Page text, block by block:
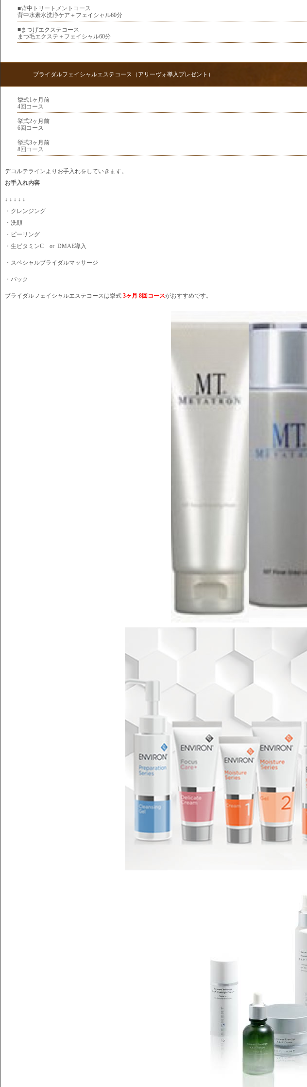
■背中トリートメントコース
背中水素水洗浄ケア＋フェイシャル60分
■まつげエクステコース
まつ毛エクステ＋フェイシャル60分
ブライダルフェイシャルエステコース（アリーヴォ導入プレゼント）
挙式1ヶ月前
4回コース
挙式2ヶ月前
6回コース
挙式3ヶ月前
8回コース
デコルテラインよりお手入れをしていきます。
お手入れ内容
↓ ↓ ↓ ↓ ↓
・クレンジング
・洗顔
・ピーリング
・生ビタミンC or DMAE導入
・スペシャルブライダルマッサージ
・パック
ブライダルフェイシャルエステコースは挙式 3ヶ月 8回コースがおすすめです。